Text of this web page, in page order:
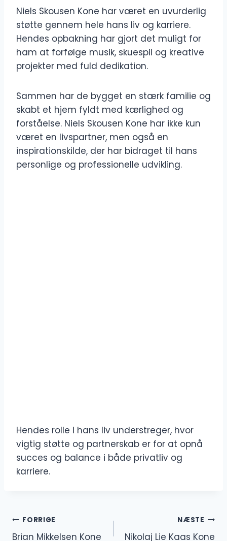
Niels Skousen Kone har været en uvurderlig
støtte gennem hele hans liv og karriere.
Hendes opbakning har gjort det muligt for
ham at forfølge musik, skuespil og kreative
projekter med fuld dedikation.
Sammen har de bygget en stærk familie og
skabt et hjem fyldt med kærlighed og
forståelse. Niels Skousen Kone har ikke kun
været en livspartner, men også en
inspirationskilde, der har bidraget til hans
personlige og professionelle udvikling.
Hendes rolle i hans liv understreger, hvor
vigtig støtte og partnerskab er for at opnå
succes og balance i både privatliv og
karriere.
Indlægsnavigation
FORRIGE
Brian Mikkelsen Kone
NÆSTE
Nikolaj Lie Kaas Kone